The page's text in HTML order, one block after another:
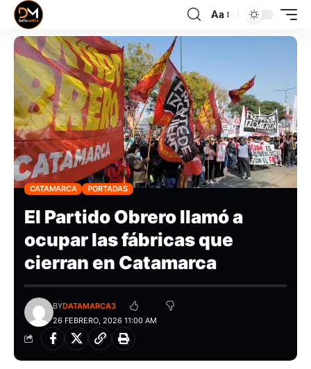
Aa
CATAMARCA PORTADAS
El Partido Obrero llamó a
ocupar las fábricas que
cierran en Catamarca
26 FEBRERO, 2026 11:00 AM
BYDATAMARCA3